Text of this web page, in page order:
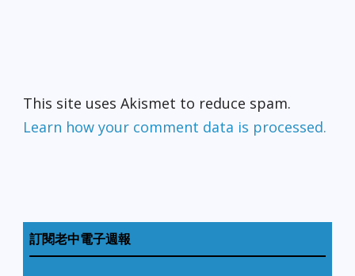
This site uses Akismet to reduce spam.
Learn how your comment data is processed.
訂閱老中電子週報